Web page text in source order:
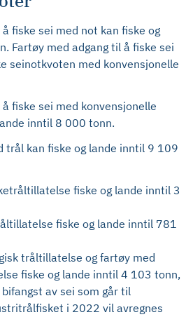
fiske sei med not kan fiske og
Fartøy med adgang til å fiske sei
seinotkvoten med konvensjonelle
fiske sei med konvensjonelle
inntil 8 000 tonn.
trål kan fiske og lande inntil 9 109
fiske og lande inntil 3
fiske og lande inntil 781
tråltillatelse og fartøy med
fiske og lande inntil 4 103 tonn,
av sei som går til
i 2022 vil avregnes